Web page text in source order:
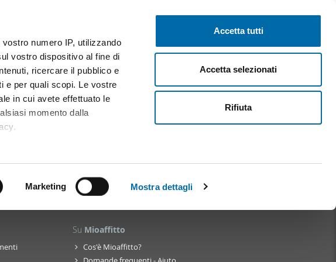
numero IP, utilizzando
vostro dispositivo al fine di
ricercare il pubblico e
e per quali scopi. Le vostre
in cui avete effettuato le
momento dalla
caratteristiche specifiche
Dichiarazione sui cookie.
dei social media e
Marketing Mostra dettagli
Accetta tutti
Accetta selezionati
Rifiuta
Pubblica gratis Inizia sessione
Firenze (4)
|
Napoli
|
Torino
|
Su Mioaffitto
Cos'è Mioaffitto?